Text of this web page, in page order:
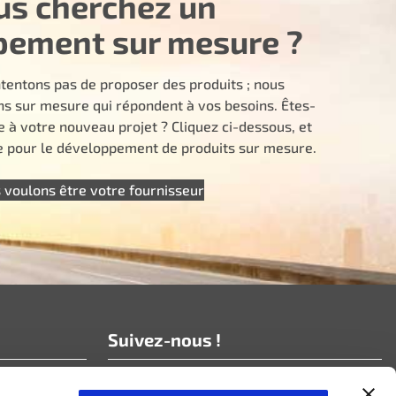
sur mesure ?
pas de proposer des produits ; nous
sur mesure qui répondent à vos besoins. Êtes-
à votre nouveau projet ? Cliquez ci-dessous, et
pour le développement de produits sur mesure.
voulons être votre fournisseur
Suivez-nous !